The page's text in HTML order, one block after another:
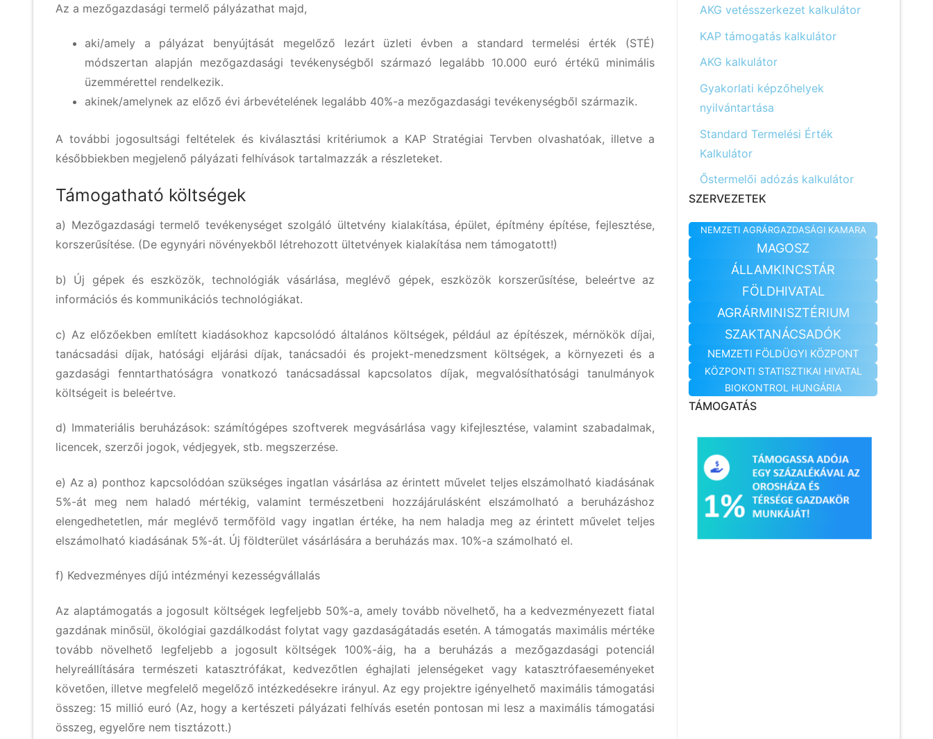
Az a mezőgazdasági termelő pályázathat majd,
aki/amely a pályázat benyújtását megelőző lezárt üzleti évben a standard termelési érték (STÉ)
módszertan alapján mezőgazdasági tevékenységből származó legalább 10.000 euró értékű minimális
üzemmérettel rendelkezik.
akinek/amelynek az előző évi árbevételének legalább 40%-a mezőgazdasági tevékenységből származik.
A további jogosultsági feltételek és kiválasztási kritériumok a KAP Stratégiai Tervben olvashatóak, illetve a
későbbiekben megjelenő pályázati felhívások tartalmazzák a részleteket.
Támogatható költségek
a) Mezőgazdasági termelő tevékenységet szolgáló ültetvény kialakítása, épület, építmény építése, fejlesztése,
korszerűsítése. (De egynyári növényekből létrehozott ültetvények kialakítása nem támogatott!)
b) Új gépek és eszközök, technológiák vásárlása, meglévő gépek, eszközök korszerűsítése, beleértve az
információs és kommunikációs technológiákat.
c) Az előzőekben említett kiadásokhoz kapcsolódó általános költségek, például az építészek, mérnökök díjai,
tanácsadási díjak, hatósági eljárási díjak, tanácsadói és projekt-menedzsment költségek, a környezeti és a
gazdasági fenntarthatóságra vonatkozó tanácsadással kapcsolatos díjak, megvalósíthatósági tanulmányok
költségeit is beleértve.
d) Immateriális beruházások: számítógépes szoftverek megvásárlása vagy kifejlesztése, valamint szabadalmak,
licencek, szerzői jogok, védjegyek, stb. megszerzése.
e) Az a) ponthoz kapcsolódóan szükséges ingatlan vásárlása az érintett művelet teljes elszámolható kiadásának
5%-át meg nem haladó mértékig, valamint természetbeni hozzájárulásként elszámolható a beruházáshoz
elengedhetetlen, már meglévő termőföld vagy ingatlan értéke, ha nem haladja meg az érintett művelet teljes
elszámolható kiadásának 5%-át. Új földterület vásárlására a beruházás max. 10%-a számolható el.
f) Kedvezményes díjú intézményi kezességvállalás
Az alaptámogatás a jogosult költségek legfeljebb 50%-a, amely tovább növelhető, ha a kedvezményezett fiatal
gazdának minősül, ökológiai gazdálkodást folytat vagy gazdaságátadás esetén. A támogatás maximális mértéke
tovább növelhető legfeljebb a jogosult költségek 100%-áig, ha a beruházás a mezőgazdasági potenciál
helyreállítására természeti katasztrófákat, kedvezőtlen éghajlati jelenségeket vagy katasztrófaeseményeket
követően, illetve megfelelő megelőző intézkedésekre irányul. Az egy projektre igényelhető maximális támogatási
összeg: 15 millió euró (Az, hogy a kertészeti pályázati felhívás esetén pontosan mi lesz a maximális támogatási
összeg, egyelőre nem tisztázott.)
AKG vetésszerkezet kalkulátor
KAP támogatás kalkulátor
AKG kalkulátor
Gyakorlati képzőhelyek
nyilvántartása
Standard Termelési Érték
Kalkulátor
Őstermelői adózás kalkulátor
SZERVEZETEK
NEMZETI AGRÁRGAZDASÁGI KAMARA
MAGOSZ
ÁLLAMKINCSTÁR
FÖLDHIVATAL
AGRÁRMINISZTÉRIUM
SZAKTANÁCSADÓK
NEMZETI FÖLDÜGYI KÖZPONT
KÖZPONTI STATISZTIKAI HIVATAL
BIOKONTROL HUNGÁRIA
TÁMOGATÁS